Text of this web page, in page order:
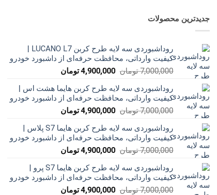
جدیدترین محصولات
روداشبوردی سه‌ لایه طرح کربن LUCANO L7 |
کیفیت وارداتی، محافظت حرفه‌ای از داشبورد خودرو
7,000,000 تومان قیمت
7,000,000 تومان
بود.
4,900,000 تومانقیمت
4,900,000 تومان
است.
روداشبوردی سه‌ لایه طرح کربن هایما هشت اس |
کیفیت وارداتی، محافظت حرفه‌ای از داشبورد خودرو
7,000,000 تومان قیمت
7,000,000 تومان
بود.
4,900,000 تومانقیمت
4,900,000 تومان
است.
روداشبوردی سه‌ لایه طرح کربن هایما S7 پلاس |
کیفیت وارداتی، محافظت حرفه‌ای از داشبورد خودرو
7,000,000 تومان قیمت
7,000,000 تومان
بود.
4,900,000 تومانقیمت
است.
روداشبوردی سه‌ لایه طرح کربن هایما S7 پرو |
کیفیت وارداتی، محافظت حرفه‌ای از داشبورد خودرو
7,000,000 تومان قیمت
4,900,000 تومانقیمت